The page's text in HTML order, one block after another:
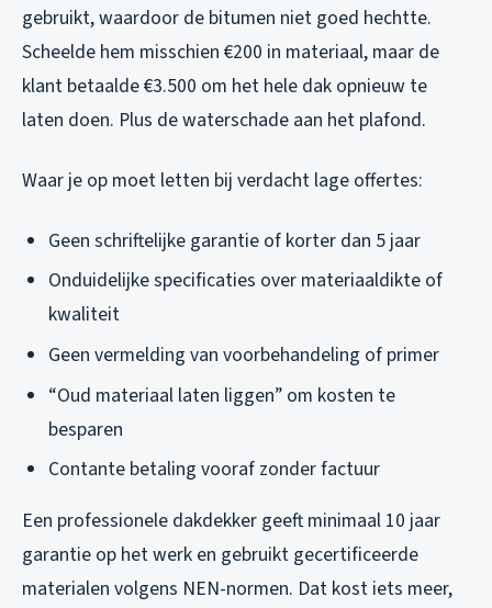
gebruikt, waardoor de bitumen niet goed hechtte.
Scheelde hem misschien €200 in materiaal, maar de
klant betaalde €3.500 om het hele dak opnieuw te
laten doen. Plus de waterschade aan het plafond.
Waar je op moet letten bij verdacht lage offertes:
Geen schriftelijke garantie of korter dan 5 jaar
Onduidelijke specificaties over materiaaldikte of
kwaliteit
Geen vermelding van voorbehandeling of primer
“Oud materiaal laten liggen” om kosten te
besparen
Contante betaling vooraf zonder factuur
Een professionele dakdekker geeft minimaal 10 jaar
garantie op het werk en gebruikt gecertificeerde
materialen volgens NEN-normen. Dat kost iets meer,